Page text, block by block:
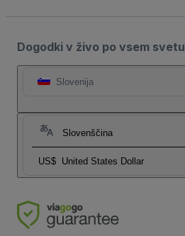
Dogodki v živo po vsem svetu
Slovenija
Slovenščina
US$ United States Dollar